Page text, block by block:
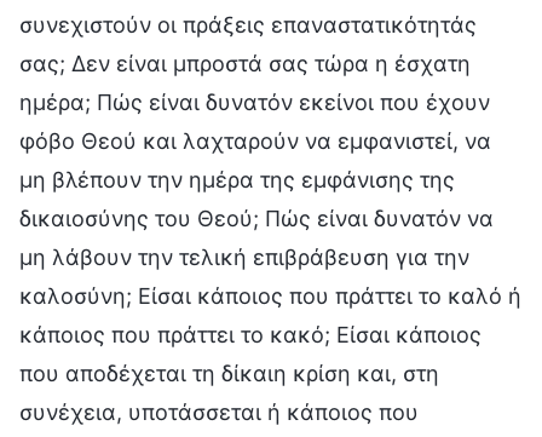
συνεχιστούν οι πράξεις επαναστατικότητάς
σας; Δεν είναι μπροστά σας τώρα η έσχατη
ημέρα; Πώς είναι δυνατόν εκείνοι που έχουν
φόβο Θεού και λαχταρούν να εμφανιστεί, να
μη βλέπουν την ημέρα της εμφάνισης της
δικαιοσύνης του Θεού; Πώς είναι δυνατόν να
μη λάβουν την τελική επιβράβευση για την
καλοσύνη; Είσαι κάποιος που πράττει το καλό ή
κάποιος που πράττει το κακό; Είσαι κάποιος
που αποδέχεται τη δίκαιη κρίση και, στη
συνέχεια, υποτάσσεται ή κάποιος που